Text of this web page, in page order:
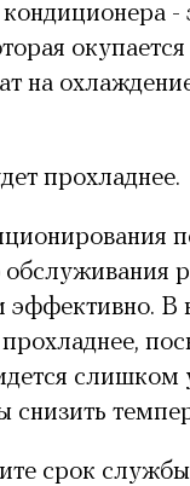
-
окупается
на
прохладнее.
обслуживания
эффективно.
слишком
снизить
срок